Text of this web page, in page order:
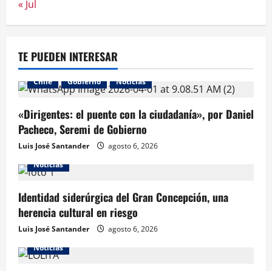
« Jul
TE PUEDEN INTERESAR
Chile Gobierno Noticias
«Dirigentes: el puente con la ciudadanía», por Daniel
Pacheco, Seremi de Gobierno
Luis José Santander
agosto 6, 2026
Noticias
Identidad siderúrgica del Gran Concepción, una
herencia cultural en riesgo
Luis José Santander
agosto 6, 2026
Noticias